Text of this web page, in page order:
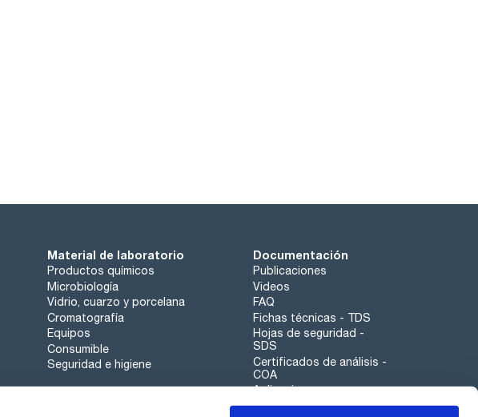
Material de laboratorio
Productos químicos
Microbiología
Vidrio, cuarzo y porcelana
Cromatografía
Equipos
Consumible
Seguridad e higiene
Documentación
Publicaciones
Videos
FAQ
Fichas técnicas - TDS
Hojas de seguridad -
SDS
Certificados de análisis -
COA
Aplicaciones
Tabla Periódica